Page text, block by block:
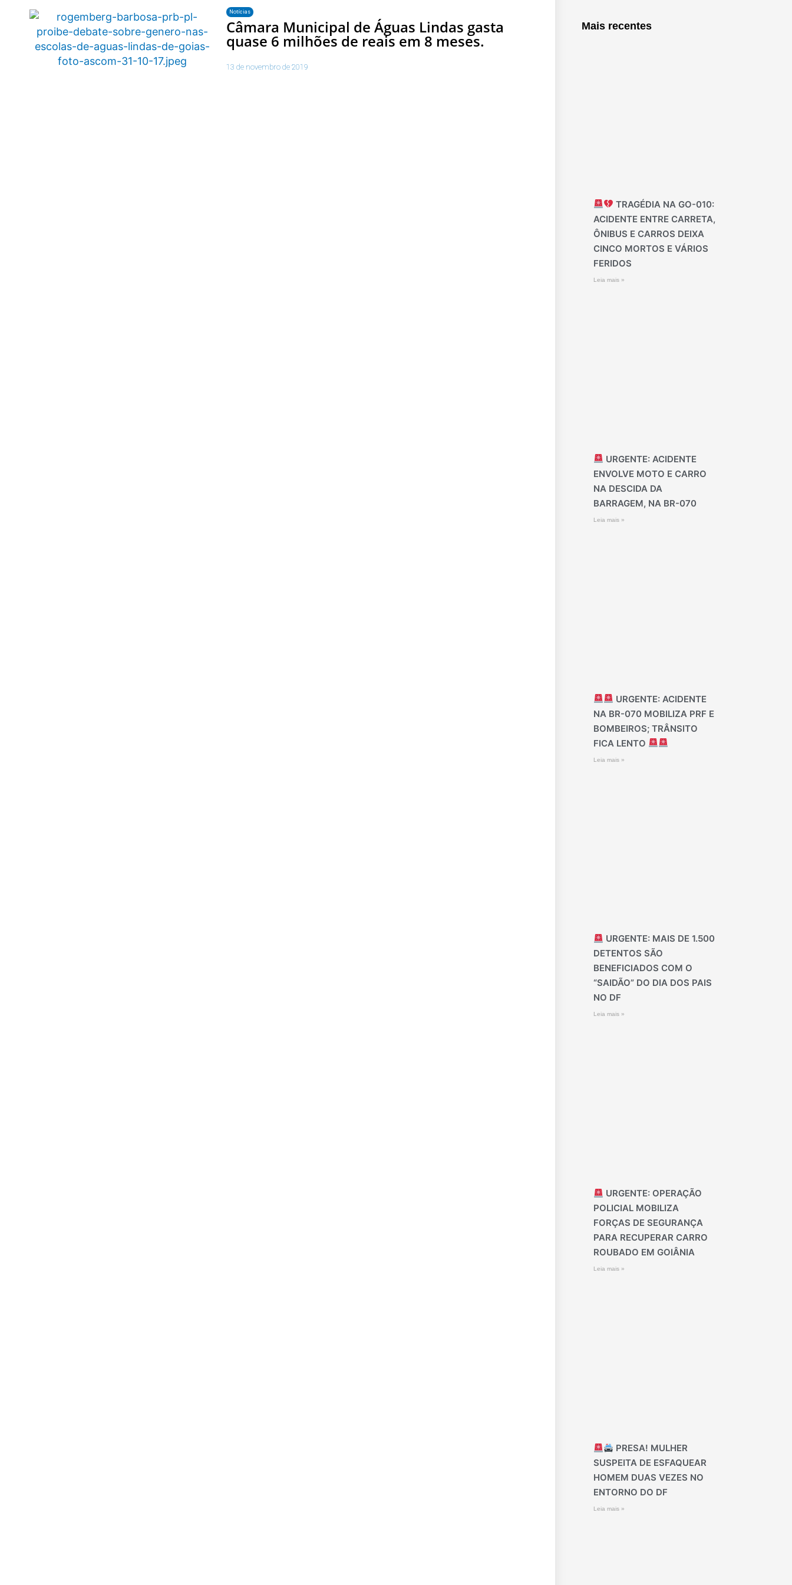
Notícias
Câmara Municipal de Águas Lindas gasta
quase 6 milhões de reais em 8 meses.
13 de novembro de 2019
Mais recentes
TRAGÉDIA NA GO-010:
ACIDENTE ENTRE CARRETA,
ÔNIBUS E CARROS DEIXA
CINCO MORTOS E VÁRIOS
FERIDOS
Leia mais »
URGENTE: ACIDENTE
ENVOLVE MOTO E CARRO
NA DESCIDA DA
BARRAGEM, NA BR-070
Leia mais »
URGENTE: ACIDENTE
NA BR-070 MOBILIZA PRF E
BOMBEIROS; TRÂNSITO
FICA LENTO
Leia mais »
URGENTE: MAIS DE 1.500
DETENTOS SÃO
BENEFICIADOS COM O
“SAIDÃO” DO DIA DOS PAIS
NO DF
Leia mais »
URGENTE: OPERAÇÃO
POLICIAL MOBILIZA
FORÇAS DE SEGURANÇA
PARA RECUPERAR CARRO
ROUBADO EM GOIÂNIA
Leia mais »
PRESA! MULHER
SUSPEITA DE ESFAQUEAR
HOMEM DUAS VEZES NO
ENTORNO DO DF
Leia mais »